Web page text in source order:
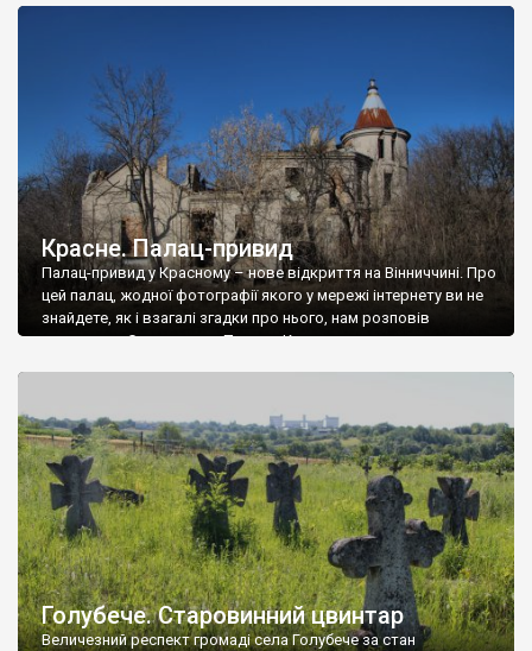
Красне. Палац-привид
Палац-привид у Красному – нове відкриття на Вінниччині. Про
цей палац, жодної фотографії якого у мережі інтернету ви не
знайдете, як і взагалі згадки про нього, нам розповів
мешканець Самгородка. Палац у Красному вразив не лише
Голубече. Старовинний цвинтар
Величезний респект громаді села Голубече за стан